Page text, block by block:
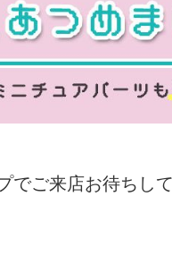
でご来店お待ちし